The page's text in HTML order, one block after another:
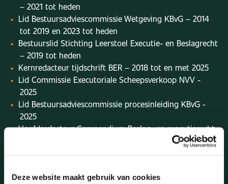
Deze website maakt gebruik van cookies
– 2021 tot heden
Lid Bestuursadviescommissie Wetgeving KBvG – 2014
tot 2019 en 2023 tot heden
Bestuurslid Stichting Leerstoel Executie- en Beslagrecht
– 2019 tot heden
Kernredacteur tijdschrift BER – 2018 tot en met 2025
Lid Commissie Executoriale Scheepsverkoop NVV -
2025
Lid Bestuursadviescommissie procesinleiding KBvG -
2025
Hoofdredacteur Compendium Beslag- en executierecht
Ledenraadslid KBvG – 2013 tot en met 2019